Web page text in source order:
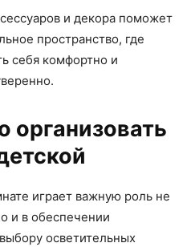
и декора поможет
пространство, где
себя комфортно и
организовать
играет важную роль не
и в обеспечении
осветительных